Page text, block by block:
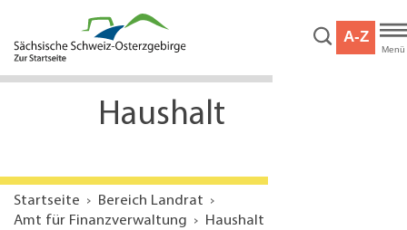
Hauptinhalt
Service
A-Z
Menü
Haushalt
Startseite
Bereich Landrat
Amt für Finanzverwaltung
Haushalt